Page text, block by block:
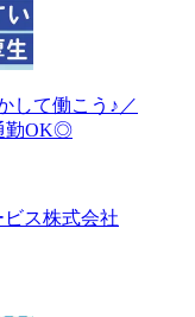
して働こう♪／
勤OK◎
ス株式会社